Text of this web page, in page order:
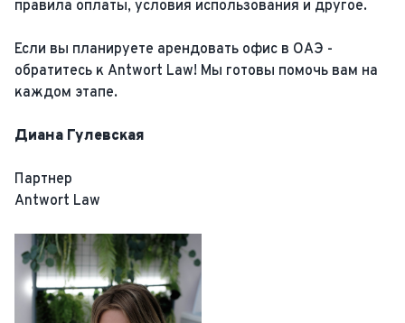
правила оплаты, условия использования и другое.
Если вы планируете арендовать офис в ОАЭ -
обратитесь к Antwort Law! Мы готовы помочь вам на
каждом этапе.
Диана Гулевская
Партнер
Antwort Law